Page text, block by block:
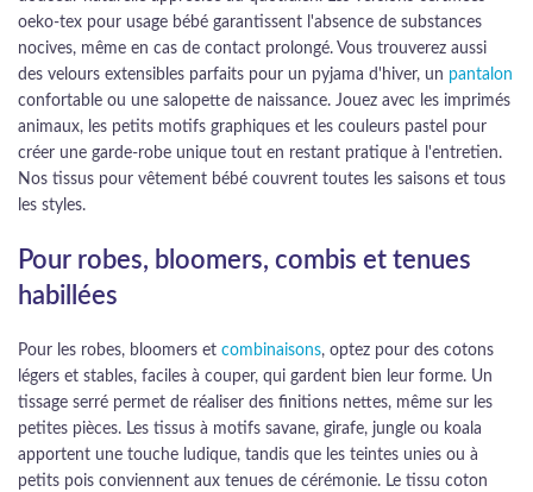
oeko-tex pour usage bébé garantissent l'absence de substances
nocives, même en cas de contact prolongé. Vous trouverez aussi
des velours extensibles parfaits pour un pyjama d'hiver, un pantalon
confortable ou une salopette de naissance. Jouez avec les imprimés
animaux, les petits motifs graphiques et les couleurs pastel pour
créer une garde-robe unique tout en restant pratique à l'entretien.
Nos tissus pour vêtement bébé couvrent toutes les saisons et tous
les styles.
Pour robes, bloomers, combis et tenues
habillées
Pour les robes, bloomers et combinaisons, optez pour des cotons
légers et stables, faciles à couper, qui gardent bien leur forme. Un
tissage serré permet de réaliser des finitions nettes, même sur les
petites pièces. Les tissus à motifs savane, girafe, jungle ou koala
apportent une touche ludique, tandis que les teintes unies ou à
petits pois conviennent aux tenues de cérémonie. Le tissu coton